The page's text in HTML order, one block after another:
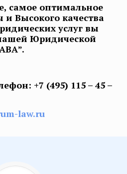
самое оптимальное
Высокого качества
услуг вы
Юридической
+7 (495) 115 – 45 –
law.ru